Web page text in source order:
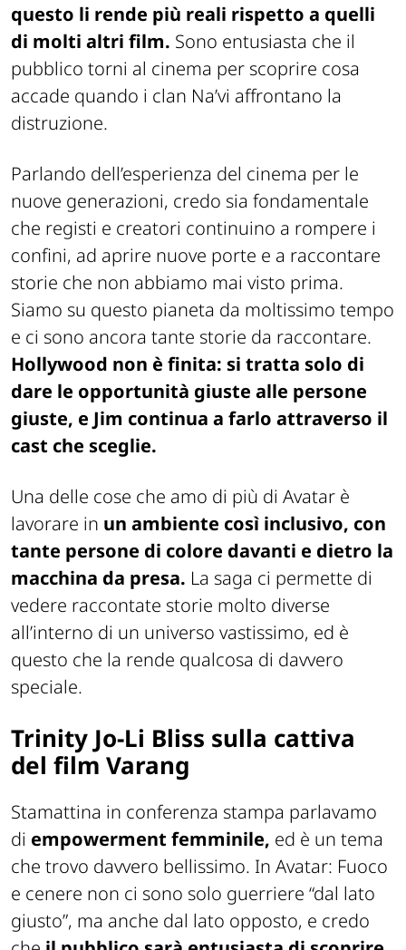
questo li rende più reali rispetto a quelli
di molti altri film. Sono entusiasta che il
pubblico torni al cinema per scoprire cosa
accade quando i clan Na’vi affrontano la
distruzione.
Parlando dell’esperienza del cinema per le
nuove generazioni, credo sia fondamentale
che registi e creatori continuino a rompere i
confini, ad aprire nuove porte e a raccontare
storie che non abbiamo mai visto prima.
Siamo su questo pianeta da moltissimo tempo
e ci sono ancora tante storie da raccontare.
Hollywood non è finita: si tratta solo di
dare le opportunità giuste alle persone
giuste, e Jim continua a farlo attraverso il
cast che sceglie.
Una delle cose che amo di più di Avatar è
lavorare in un ambiente così inclusivo, con
tante persone di colore davanti e dietro la
macchina da presa. La saga ci permette di
vedere raccontate storie molto diverse
all’interno di un universo vastissimo, ed è
questo che la rende qualcosa di davvero
speciale.
Trinity Jo-Li Bliss sulla cattiva
del film Varang
Stamattina in conferenza stampa parlavamo
di empowerment femminile, ed è un tema
che trovo davvero bellissimo. In Avatar: Fuoco
e cenere non ci sono solo guerriere “dal lato
giusto”, ma anche dal lato opposto, e credo